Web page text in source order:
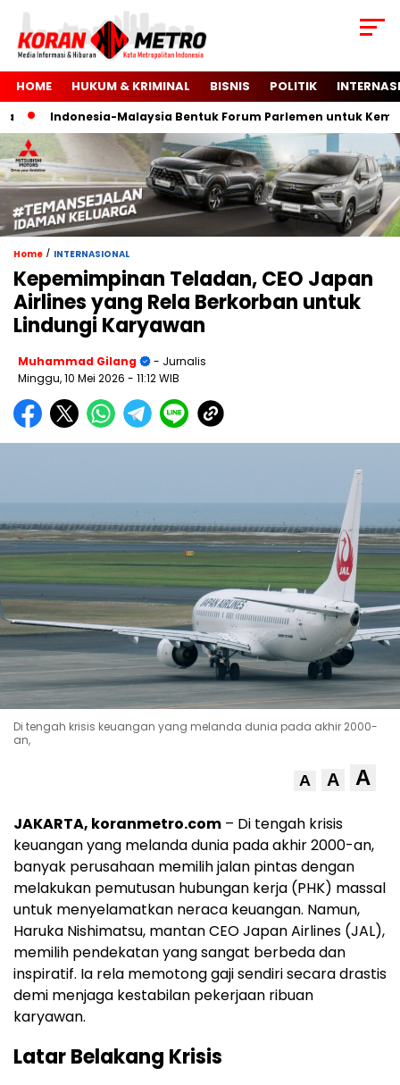
HOME HUKUM & KRIMINAL BISNIS POLITIK
Indonesia-Malaysia Bentuk Forum Parlemen untuk
Home / INTERNASIONAL
Kepemimpinan Teladan, CEO Japan
Airlines yang Rela Berkorban untuk
Lindungi Karyawan
Muhammad Gilang
- Jurnalis
Minggu, 10 Mei 2026 - 11:12 WIB
Di tengah krisis keuangan yang melanda dunia pada akhir 2000-
an,
A A A
JAKARTA, koranmetro.com – Di tengah krisis
keuangan yang melanda dunia pada akhir 2000-an,
banyak perusahaan memilih jalan pintas dengan
melakukan pemutusan hubungan kerja (PHK) massal
untuk menyelamatkan neraca keuangan. Namun,
Haruka Nishimatsu, mantan CEO Japan Airlines (JAL),
memilih pendekatan yang sangat berbeda dan
inspiratif. Ia rela memotong gaji sendiri secara drastis
demi menjaga kestabilan pekerjaan ribuan
karyawan.
Latar Belakang Krisis